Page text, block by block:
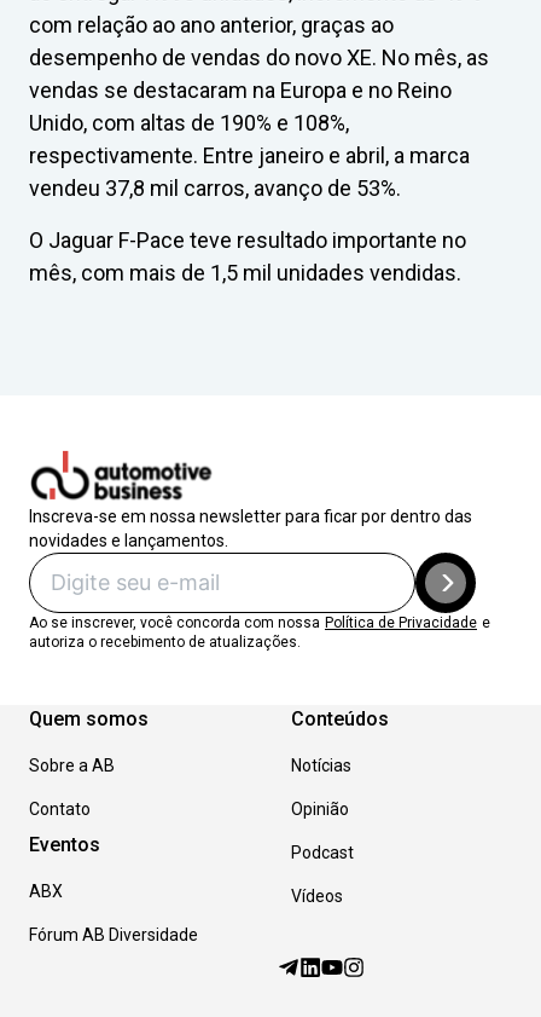
com relação ao ano anterior, graças ao
desempenho de vendas do novo XE. No mês, as
vendas se destacaram na Europa e no Reino
Unido, com altas de 190% e 108%,
respectivamente. Entre janeiro e abril, a marca
vendeu 37,8 mil carros, avanço de 53%.
O Jaguar F-Pace teve resultado importante no
mês, com mais de 1,5 mil unidades vendidas.
Inscreva-se em nossa newsletter para ficar por dentro das
novidades e lançamentos.
Ao se inscrever, você concorda com nossa Política de Privacidade e
autoriza o recebimento de atualizações.
Quem somos
Sobre a AB
Contato
Eventos
ABX
Fórum AB Diversidade
Conteúdos
Notícias
Opinião
Podcast
Vídeos